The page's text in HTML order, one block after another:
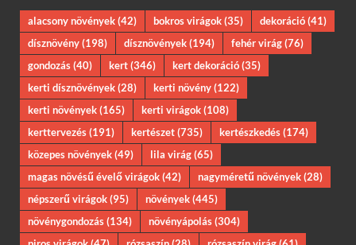
alacsony növények(42) bokros virágok(35) dekoráció(41)
dísznövény(198) dísznövények(194) fehér virág(76)
gondozás(40) kert(346) kert dekoráció(35)
kerti dísznövények(28) kerti növény(122)
kerti növények(165) kerti virágok(108)
kerttervezés(191) kertészet(735) kertészkedés(174)
közepes növények(49) lila virág(65)
magas növésű évelő virágok(42) nagyméretű növények(28)
népszerű virágok(95) növények(445)
növénygondozás(134) növényápolás(304)